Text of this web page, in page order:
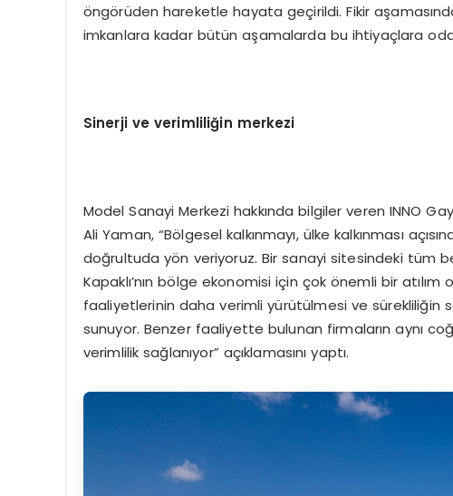
öngörüden hareketle hayata geçirildi. Fikir
imkanlara kadar bütün aşamalarda bu ihtiyaçlara
Sinerji ve verimliliğin merkezi
Model Sanayi Merkezi hakkında bilgiler veren INNO
Ali Yaman, “Bölgesel kalkınmayı, ülke kalkınması
doğrultuda yön veriyoruz. Bir sanayi sitesindeki tüm
Kapaklı’nın bölge ekonomisi için çok önemli bir
faaliyetlerinin daha verimli yürütülmesi ve sürekliliğin
sunuyor. Benzer faaliyette bulunan firmaların aynı
verimlilik sağlanıyor” açıklamasını yaptı.